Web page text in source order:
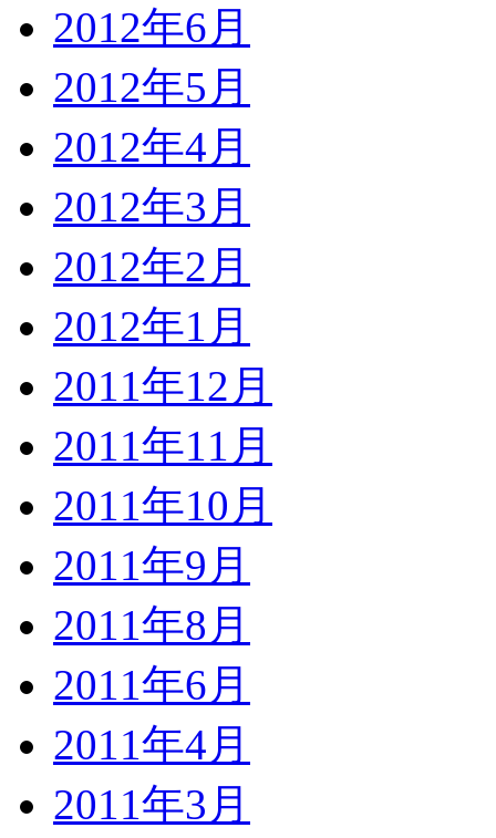
2012年6月
2012年5月
2012年4月
2012年3月
2012年2月
2012年1月
2011年12月
2011年11月
2011年10月
2011年9月
2011年8月
2011年6月
2011年4月
2011年3月